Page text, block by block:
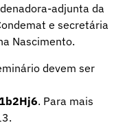
adjunta da
e secretária
Nascimento.
devem ser
. Para mais